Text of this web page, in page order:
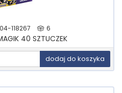
118267 6
40 SZTUCZEK
dodaj do koszyka